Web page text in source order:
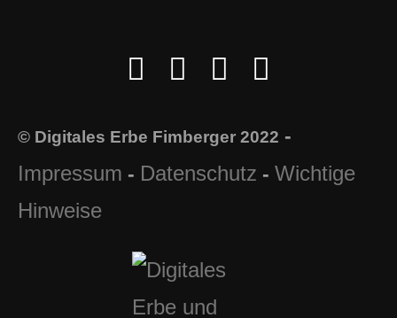
© Digitales Erbe Fimberger 2022 -
Impressum - Datenschutz - Wichtige
Hinweise